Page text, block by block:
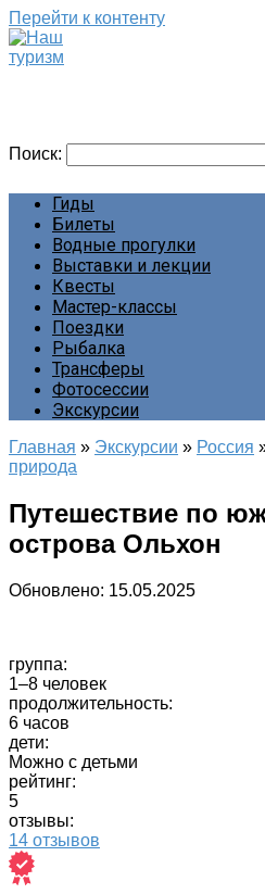
Перейти к контенту
Поиск:
Гиды
Билеты
Водные прогулки
Выставки и лекции
Квесты
Мастер-классы
Поездки
Рыбалка
Трансферы
Фотосессии
Экскурсии
Главная » Экскурсии » Россия
природа
Путешествие по
острова Ольхон
Обновлено: 15.05.2025
группа:
1–8 человек
продолжительность:
6 часов
дети:
Можно с детьми
рейтинг:
5
отзывы:
14 отзывов